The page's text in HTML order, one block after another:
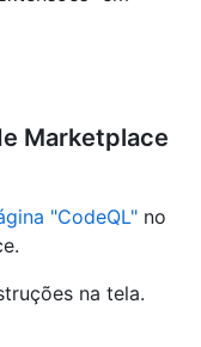
Marketplace
"CodeQL" no
na tela.